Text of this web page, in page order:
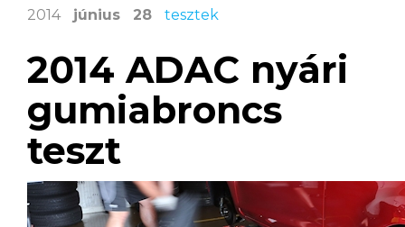
2014 június 28 tesztek
2014 ADAC nyári
gumiabroncs
teszt